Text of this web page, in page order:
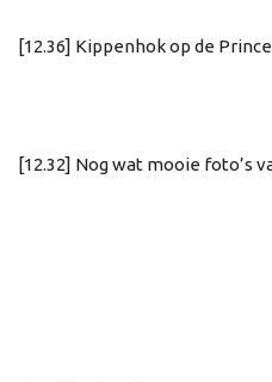
[12.36] Kippenhok op de
[12.32] Nog wat mooie foto’s